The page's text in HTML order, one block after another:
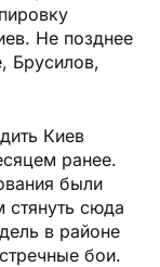
Не позднее
Брусилов,
Киев
ранее.
были
стянуть сюда
в районе
бои.